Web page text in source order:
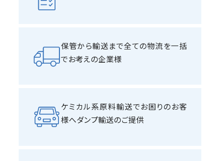
保管から輸送まで全ての物流を一括
でお考えの企業様
ケミカル系原料輸送でお困りのお客
様へダンプ輸送のご提供